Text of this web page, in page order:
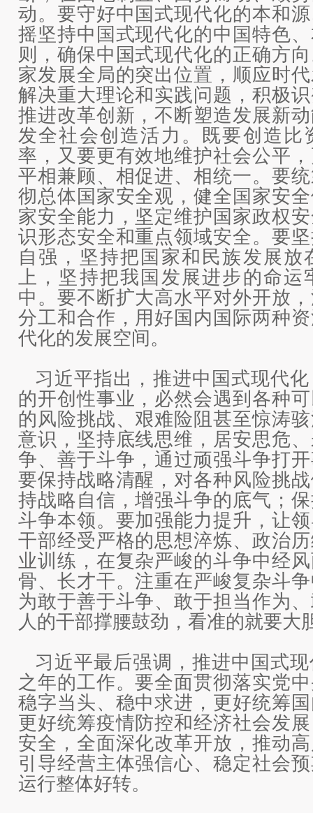
动。要守好中国式现代化的本和
摇坚持中国式现代化的中国特色
则，确保中国式现代化的正确方
家发展全局的突出位置，顺应时
解决重大理论和实践问题，积极
推进改革创新，不断塑造发展新
发全社会创造活力。既要创造比
率，又要更有效地维护社会公平
平相兼顾、相促进、相统一。要
彻总体国家安全观，健全国家安
家安全能力，坚定维护国家政权
识形态安全和重点领域安全。要
自强，坚持把国家和民族发展放
上，坚持把我国发展进步的命运
中。要不断扩大高水平对外开放
分工和合作，用好国内国际两种
代化的发展空间。
习近平指出，推进中国式现代
的开创性事业，必然会遇到各种
的风险挑战、艰难险阻甚至惊涛
意识，坚持底线思维，居安思危
争、善于斗争，通过顽强斗争打
要保持战略清醒，对各种风险挑
持战略自信，增强斗争的底气；
斗争本领。要加强能力提升，让
干部经受严格的思想淬炼、政治
业训练，在复杂严峻的斗争中经
骨、长才干。注重在严峻复杂斗
为敢于善于斗争、敢于担当作为
人的干部撑腰鼓劲，看准的就要大
习近平最后强调，推进中国式
之年的工作。要全面贯彻落实党
稳字当头、稳中求进，更好统筹
更好统筹疫情防控和经济社会发
安全，全面深化改革开放，推动
引导经营主体强信心、稳定社会
运行整体好转。